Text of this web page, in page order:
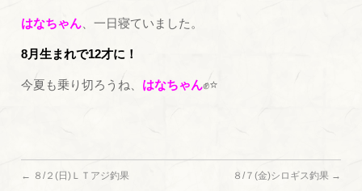
はなちゃん 、一日寝ていました。
8月生まれで12才に！
今夏も乗り切ろうね、 はなちゃん✊⭐
← ８/２(日)ＬＴアジ釣果 ８/７(金)シロギス釣果 →